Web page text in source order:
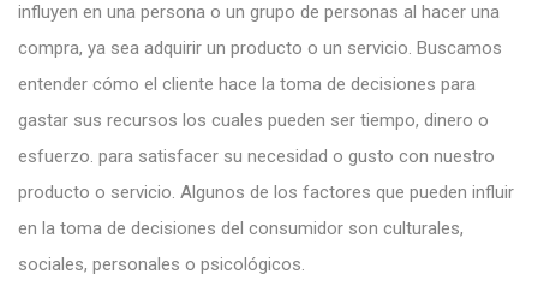
influyen en una persona o un grupo de personas al hacer una
compra, ya sea adquirir un producto o un servicio. Buscamos
entender cómo el cliente hace la toma de decisiones para
gastar sus recursos los cuales pueden ser tiempo, dinero o
esfuerzo. para satisfacer su necesidad o gusto con nuestro
producto o servicio. Algunos de los factores que pueden influir
en la toma de decisiones del consumidor son culturales,
sociales, personales o psicológicos.